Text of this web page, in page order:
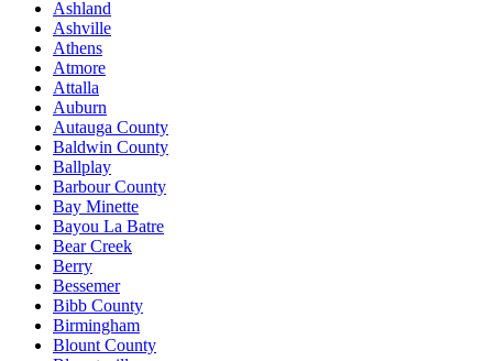
Ashland
Ashville
Athens
Atmore
Attalla
Auburn
Autauga County
Baldwin County
Ballplay
Barbour County
Bay Minette
Bayou La Batre
Bear Creek
Berry
Bessemer
Bibb County
Birmingham
Blount County